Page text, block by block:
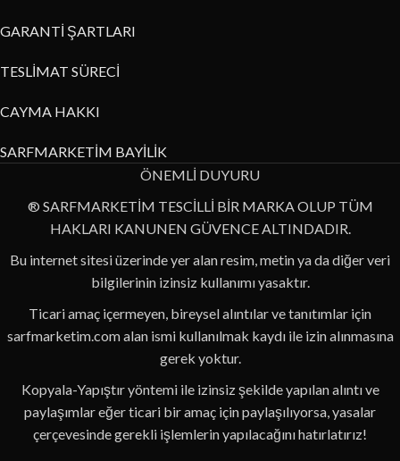
GARANTİ ŞARTLARI
TESLİMAT SÜRECİ
CAYMA HAKKI
SARFMARKETİM BAYİLİK
ÖNEMLİ DUYURU
® SARFMARKETİM TESCİLLİ BİR MARKA OLUP TÜM
HAKLARI KANUNEN GÜVENCE ALTINDADIR.
Bu internet sitesi üzerinde yer alan resim, metin ya da diğer veri
bilgilerinin izinsiz kullanımı yasaktır.
Ticari amaç içermeyen, bireysel alıntılar ve tanıtımlar için
sarfmarketim.com alan ismi kullanılmak kaydı ile izin alınmasına
gerek yoktur.
Kopyala-Yapıştır yöntemi ile izinsiz şekilde yapılan alıntı ve
paylaşımlar eğer ticari bir amaç için paylaşılıyorsa, yasalar
çerçevesinde gerekli işlemlerin yapılacağını hatırlatırız!